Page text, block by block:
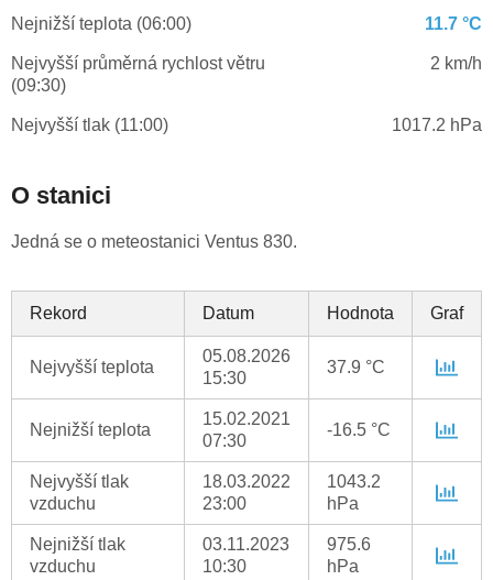
Nejnižší teplota (06:00) 11.7 °C
Nejvyšší průměrná rychlost větru
(09:30)
2 km/h
Nejvyšší tlak (11:00) 1017.2 hPa
O stanici
Jedná se o meteostanici Ventus 830.
Rekord Datum Hodnota Graf
Nejvyšší teplota
05.08.2026
15:30
37.9 °C
Nejnižší teplota
15.02.2021
07:30
-16.5 °C
Nejvyšší tlak
vzduchu
18.03.2022
23:00
1043.2
hPa
Nejnižší tlak
vzduchu
03.11.2023
10:30
975.6
hPa